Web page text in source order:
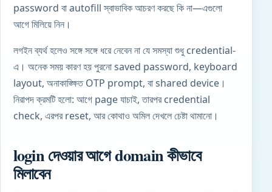
password বা autofill স্বাভাবিক আচরণ করছে কি না—এগুলো
আগে মিলিয়ে নিন।
লগইন ব্যর্থ হলেও সঙ্গে সঙ্গে ধরে নেবেন না যে সমস্যা শুধু credential-
এ। অনেক সময় কারণ হয় পুরনো saved password, keyboard
layout, অনাকাঙ্ক্ষিত OTP prompt, বা shared device।
নিরাপদ ক্রমটি হলো: আগে page যাচাই, তারপর credential
check, এরপর reset, আর কোথাও অমিল দেখলে চেষ্টা থামানো।
login দেওয়ার আগে domain কীভাবে
মিলাবেন